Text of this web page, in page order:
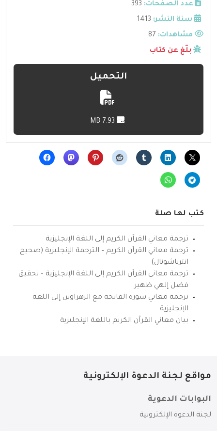
عدد الصفحات: 393
سنة النشر: 1413
مشاهدات:
بلّغ عن كتاب
التحميل
كتب لها صلة
ترجمة معاني القرآن الكريم إلى اللغة الإنجليزية
ترجمة معاني القرآن الكريم – الترجمة الإنجليزية (صحيح
انترناشونال)
ترجمة معاني القرآن الكريم إلى اللغة الإنجليزية – تحقيق
فضل إلهي ظهير
ترجمة معاني سورة الفاتحة مع الزهراوين إلى اللغة
الإنجليزية
بيان معاني القرآن الكريم باللغة الإنجليزية
مواقع لجنة الدعوة الإلكترونية
البوابات الدعوية
لجنة الدعوة الإلكترونية